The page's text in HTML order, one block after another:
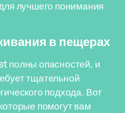
лучшего понимания
в пещерах
полны опасностей, и
тщательной
подхода. Вот
помогут вам